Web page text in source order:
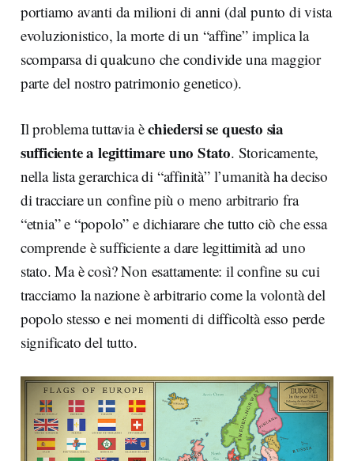
portiamo avanti da milioni di anni (dal punto di vista
evoluzionistico, la morte di un “affine” implica la
scomparsa di qualcuno che condivide una maggior
parte del nostro patrimonio genetico).
Il problema tuttavia èchiedersi se questo sia
sufficiente a legittimare uno Stato. Storicamente,
nella lista gerarchica di “affinità” l’umanità ha deciso
di tracciare un confine più o meno arbitrario fra
“etnia” e “popolo” e dichiarare che tutto ciò che essa
comprende è sufficiente a dare legittimità ad uno
stato. Ma è così? Non esattamente: il confine su cui
tracciamo la nazione è arbitrario come la volontà del
popolo stesso e nei momenti di difficoltà esso perde
significato del tutto.